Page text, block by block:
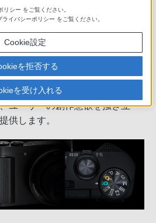
本体ボディは、アルミニウムを
フロントボディとレンズリン
クトデザインに配慮したグリッ
イヤル類とシャッターボタン、
、カメラネスを追求したデザイ
のこない高級感のあるブラック
ユーザーの創作意欲を掻き立
供します。
リシー をご覧ください。
ライバシーポリシー をご覧ください。
Cookie設定
を拒否する
を受け入れる